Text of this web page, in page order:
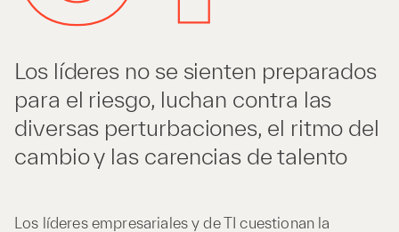
Los líderes no se sienten preparados
para el riesgo, luchan contra las
diversas perturbaciones, el ritmo del
cambio y las carencias de talento
Los líderes empresariales y de TI cuestionan la